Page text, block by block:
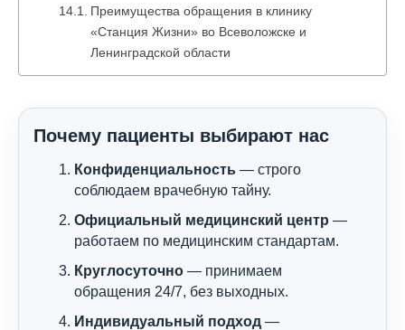
Преимущества обращения в клинику
«Станция Жизни» во Всеволожске и
Ленинградской области
Почему пациенты выбирают нас
Конфиденциальность — строго
соблюдаем врачебную тайну.
Официальный медицинский центр —
работаем по медицинским стандартам.
Круглосуточно — принимаем
обращения 24/7, без выходных.
Индивидуальный подход —